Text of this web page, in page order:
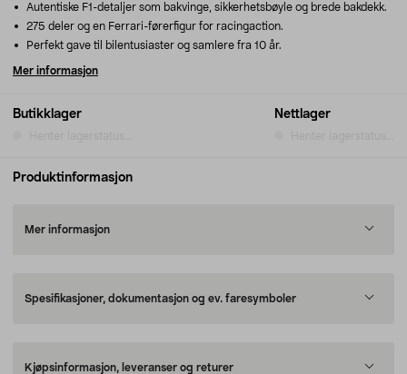
Butikklager Nettlager
Autentiske F1-detaljer som bakvinge, sikkerhetsbøyle og brede bakdekk.
275 deler og en Ferrari-førerfigur for racingaction.
Perfekt gave til bilentusiaster og samlere fra 10 år.
Mer informasjon
Produktinformasjon
Mer informasjon
Spesifikasjoner, dokumentasjon og ev. faresymboler
Kjøpsinformasjon, leveranser og returer